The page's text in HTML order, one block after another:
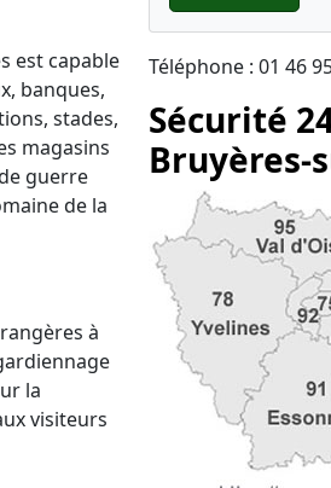
est capable
banques,
stades,
magasins
guerre
de la
à
la
visiteurs
Téléphone : 01 46
Sécurité
Bruyères-